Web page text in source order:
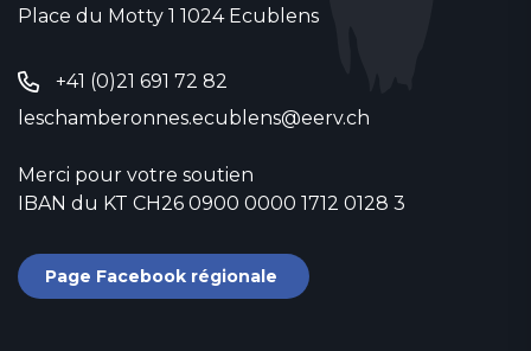
Place du Motty 1 1024 Ecublens
+41 (0)21 691 72 82
leschamberonnes.ecublens@eerv.ch
Merci pour votre soutien
IBAN du KT CH26 0900 0000 1712 0128 3
Page Facebook régionale